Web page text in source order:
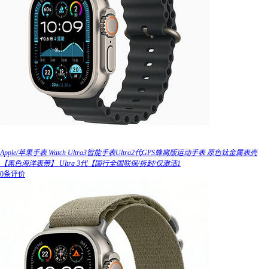
Apple/苹果手表 Watch Ultra3智能手表Ultra2代GPS蜂窝版运动手表 原色钛金属表壳
【黑色海洋表带】 Ultra 3代【国行全国联保/拆封/仅激活1
0条评价